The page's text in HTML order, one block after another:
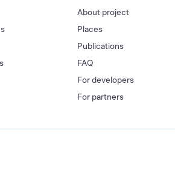
About project
Places
Publications
FAQ
For developers
For partners